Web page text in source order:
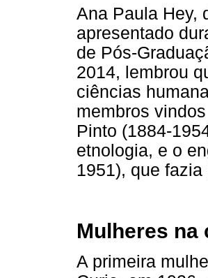
Ana Paula Hey,
apresentado
de Pós-
2014, lembrou
ciências
membros
Pinto (1884-
etnologia, e o
1951), que
Mulheres na
A primeira